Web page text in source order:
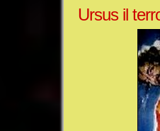
Ursus il